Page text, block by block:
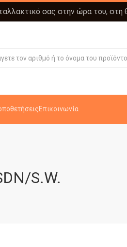
σας στην ώρα του, στη
Επικοινωνία
S.W.